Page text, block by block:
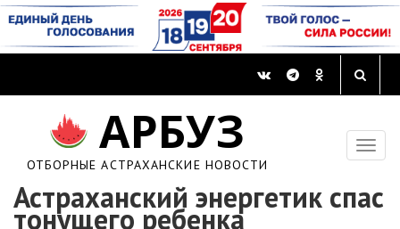
АРБУЗ
ОТБОРНЫЕ АСТРАХАНСКИЕ НОВОСТИ
Астраханский энергетик спас
тонущего ребенка